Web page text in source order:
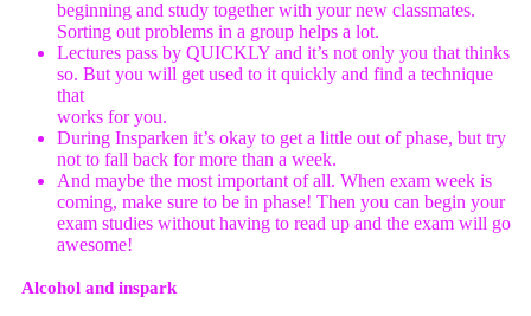
beginning and study together with your new classmates.
Sorting out problems in a group helps a lot.
Lectures pass by QUICKLY and it’s not only you that thinks
so. But you will get used to it quickly and find a technique
that
works for you.
During Insparken it’s okay to get a little out of phase, but try
not to fall back for more than a week.
And maybe the most important of all. When exam week is
coming, make sure to be in phase! Then you can begin your
exam studies without having to read up and the exam will go
awesome!
Alcohol and inspark